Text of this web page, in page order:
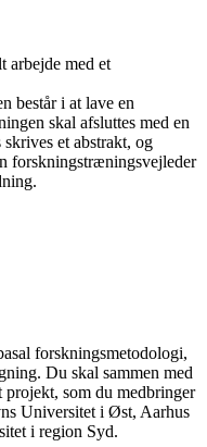
arbejde med et
består i at lave en
skal afsluttes med en
et abstrakt, og
forskningstræningsvejleder
forskningsmetodologi,
Du skal sammen med
som du medbringer
Universitet i Øst, Aarhus
i region Syd.